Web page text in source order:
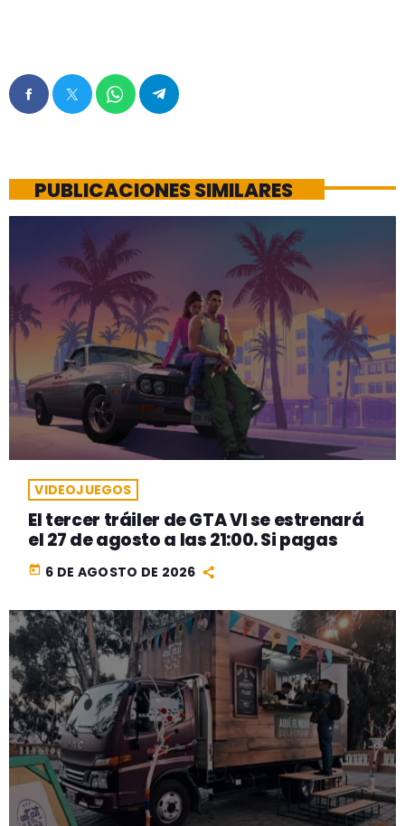
PUBLICACIONES SIMILARES
VIDEOJUEGOS
El tercer tráiler de GTA VI se estrenará
el 27 de agosto a las 21:00. Si pagas
today 6 DE AGOSTO DE 2026